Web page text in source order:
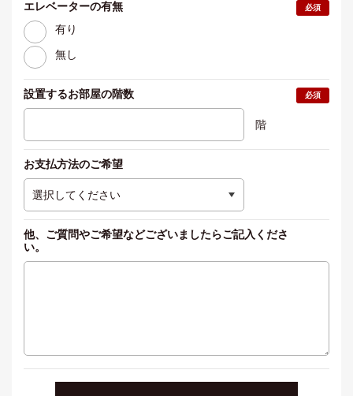
エレベーターの有無 必須
有り
無し
設置するお部屋の階数 必須
階
お支払方法のご希望
他、ご質問やご希望などございましたらご記入くださ
い。